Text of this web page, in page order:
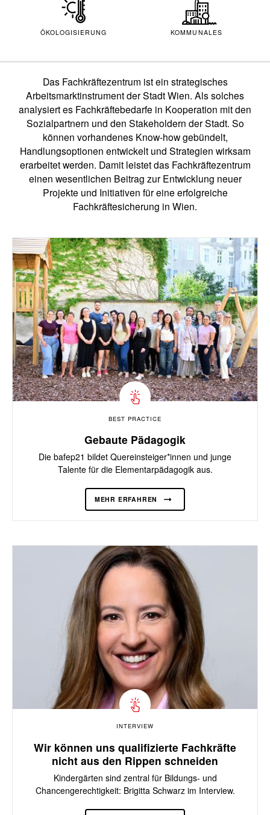
ÖKOLOGISIERUNG KOMMUNALES
Das Fachkräftezentrum ist ein strategisches
Arbeitsmarktinstrument der Stadt Wien. Als solches
analysiert es Fachkräftebedarfe in Kooperation mit den
Sozialpartnern und den Stakeholdern der Stadt. So
können vorhandenes Know-how gebündelt,
Handlungsoptionen entwickelt und Strategien wirksam
erarbeitet werden. Damit leistet das Fachkräftezentrum
einen wesentlichen Beitrag zur Entwicklung neuer
Projekte und Initiativen für eine erfolgreiche
Fachkräftesicherung in Wien.
BEST PRACTICE
Gebaute Pädagogik
Die bafep21 bildet Quereinsteiger*innen und junge
Talente für die Elementarpädagogik aus.
MEHR ERFAHREN
INTERVIEW
Wir können uns qualifizierte Fachkräfte
nicht aus den Rippen schneiden
Kindergärten sind zentral für Bildungs- und
Chancengerechtigkeit: Brigitta Schwarz im Interview.